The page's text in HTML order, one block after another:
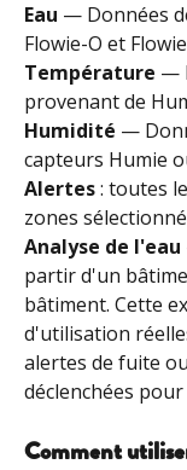
Eau — Données
Flowie-O et
Température —
provenant de
Humidité —
capteurs Humie
Alertes : toutes
zones
Analyse de l'eau
partir d'un
bâtiment. Cette
d'utilisation
alertes de fuite
déclenchées
Comment